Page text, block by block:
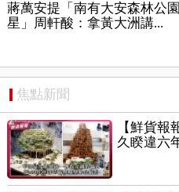
蔣萬安提「南有大安森林公
星」周軒酸：拿黃大洲講...
焦點新聞
【鮮貨
久睽違六